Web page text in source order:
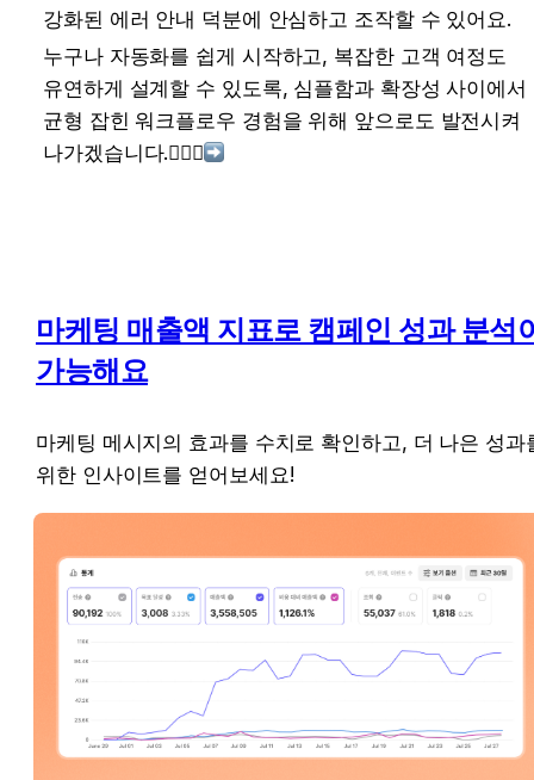
강화된 에러 안내 덕분에 안심하고 조작할 수 있어요.
누구나 자동화를 쉽게 시작하고, 복잡한 고객 여정도
유연하게 설계할 수 있도록, 심플함과 확장성 사이에서
균형 잡힌 워크플로우 경험을 위해 앞으로도 발전시켜
나가겠습니다.🏃🏻‍♀️
마케팅 매출액 지표로 캠페인 성과 분석
가능해요
마케팅 메시지의 효과를 수치로 확인하고, 더 나은 성과
위한 인사이트를 얻어보세요!